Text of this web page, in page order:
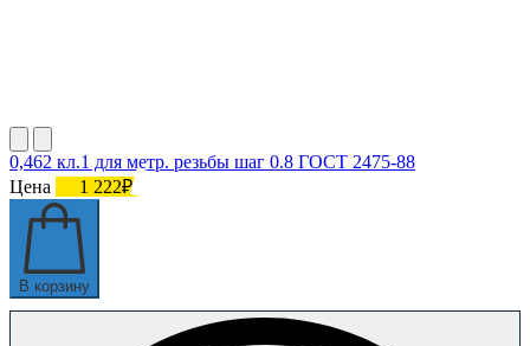
0,462 кл.1 для метр. резьбы шаг 0.8 ГОСТ 2475-88
Цена
1 222₽
В корзину